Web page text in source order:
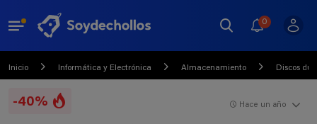
0
Inicio Informática y Electrónica Almacenamiento Discos
-40% Hace un año